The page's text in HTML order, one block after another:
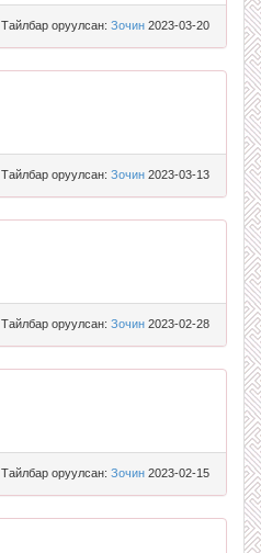
Тайлбар оруулсан: Зочин 2023-03-20
Тайлбар оруулсан: Зочин 2023-03-13
Тайлбар оруулсан: Зочин 2023-02-28
Тайлбар оруулсан: Зочин 2023-02-15